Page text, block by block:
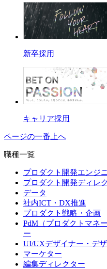
新卒採用
キャリア採用
ページの一番上へ
職種一覧
プロダクト開発エンジ
プロダクト開発ディレ
データ
社内ICT・DX推進
プロダクト戦略・企画
PdM（プロダクトマネ
ー
UI/UXデザイナー・デ
マーケター
編集ディレクター